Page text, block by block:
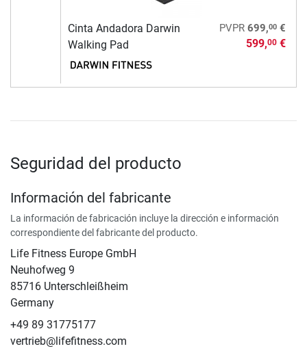
Cinta Andadora Darwin
Walking Pad
PVPR 699,00€
599,00€
Seguridad del producto
Información del fabricante
La información de fabricación incluye la dirección e información
correspondiente del fabricante del producto.
Life Fitness Europe GmbH
Neuhofweg 9
85716 Unterschleißheim
Germany
+49 89 31775177
vertrieb@lifefitness.com